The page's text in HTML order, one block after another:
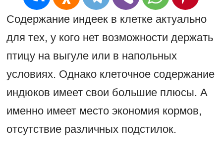
Содержание индеек в клетке актуально
для тех, у кого нет возможности держать
птицу на выгуле или в напольных
условиях. Однако клеточное содержание
индюков имеет свои большие плюсы. А
именно имеет место экономия кормов,
отсутствие различных подстилок.